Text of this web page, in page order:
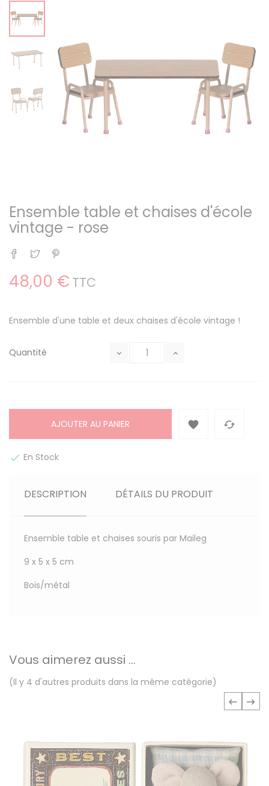
Ensemble table et chaises d'école
vintage - rose
Partager
Tweet
48,00 € TTC
Ensemble d'une table et deux chaises d'école vintage !
Quantité
AJOUTER AU PANIER  
 En Stock
DESCRIPTION DÉTAILS DU PRODUIT
Ensemble table et chaises souris par Maileg
9 x 5 x 5 cm
Bois/métal
Vous aimerez aussi ...
(Il y 4 d'autres produits dans la même catégorie)